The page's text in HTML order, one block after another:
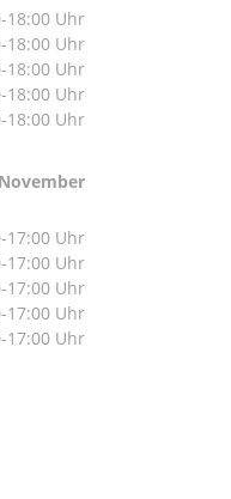
18:00 Uhr
18:00 Uhr
18:00 Uhr
18:00 Uhr
18:00 Uhr
17:00 Uhr
17:00 Uhr
17:00 Uhr
17:00 Uhr
17:00 Uhr